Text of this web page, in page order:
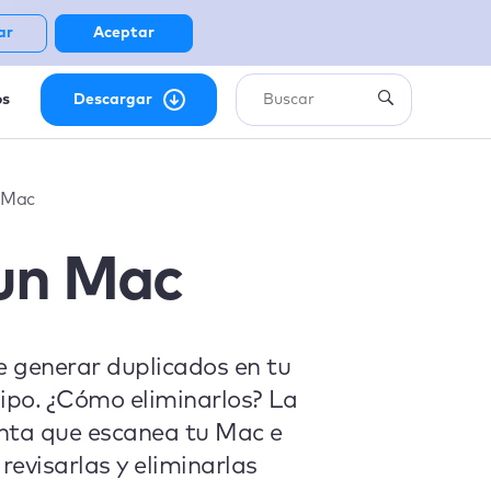
Descargar
Mac
generar duplicados en tu
¿Cómo eliminarlos? La
que escanea tu Mac e
y eliminarlas
Aceptar